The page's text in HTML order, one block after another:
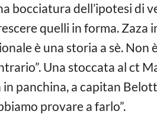
bocciatura dell’ipotesi di
quelli in forma. Zaza
è una storia a sè. Non
Una stoccata al ct
panchina, a capitan
provare a farlo”.